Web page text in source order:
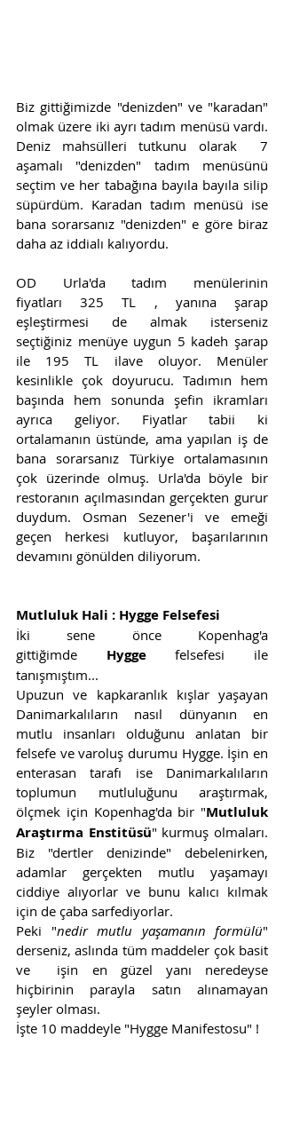
Biz gittiğimizde "denizden" ve "karadan"
olmak üzere iki ayrı tadım menüsü vardı.
Deniz mahsülleri tutkunu olarak  7
aşamalı "denizden" tadım menüsünü
seçtim ve her tabağına bayıla bayıla silip
süpürdüm. Karadan tadım menüsü ise
bana sorarsanız "denizden" e göre biraz
daha az iddialı kalıyordu.
OD Urla'da tadım menülerinin
fiyatları 325 TL , yanına şarap
eşleştirmesi de almak isterseniz
seçtiğiniz menüye uygun 5 kadeh şarap
ile 195 TL ilave oluyor. Menüler
kesinlikle çok doyurucu. Tadımın hem
başında hem sonunda şefin ikramları
ayrıca geliyor. Fiyatlar tabii ki
ortalamanın üstünde, ama yapılan iş de
bana sorarsanız Türkiye ortalamasının
çok üzerinde olmuş. Urla'da böyle bir
restoranın açılmasından gerçekten gurur
duydum. Osman Sezener'i ve emeği
geçen herkesi kutluyor, başarılarının
devamını gönülden diliyorum.
Mutluluk Hali : Hygge Felsefesi
İki sene önce Kopenhag'a
gittiğimde Hygge felsefesi ile
tanışmıştım...
Upuzun ve kapkaranlık kışlar yaşayan
Danimarkalıların nasıl dünyanın en
mutlu insanları olduğunu anlatan bir
felsefe ve varoluş durumu Hygge. İşin en
enterasan tarafı ise Danimarkalıların
toplumun mutluluğunu araştırmak,
ölçmek için Kopenhag'da bir "Mutluluk
Araştırma Enstitüsü" kurmuş olmaları.
Biz "dertler denizinde" debelenirken,
adamlar gerçekten mutlu yaşamayı
ciddiye alıyorlar ve bunu kalıcı kılmak
için de çaba sarfediyorlar.
Peki "nedir mutlu yaşamanın formülü"
derseniz, aslında tüm maddeler çok basit
ve  işin en güzel yanı neredeyse
hiçbirinin parayla satın alınamayan
şeyler olması.
İşte 10 maddeyle "Hygge Manifestosu" !